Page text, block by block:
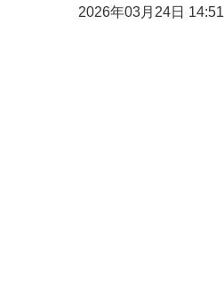
2026年03月24日 14:51